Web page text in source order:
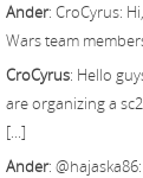
Ander: CroCyrus:
Wars team
CroCyrus: Hello
are organizing a
[...]
Ander: